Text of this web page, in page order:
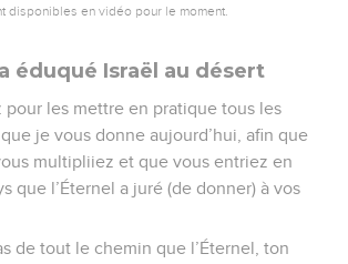
disponibles en vidéo pour le moment.
éduqué Israël au désert
pour les mettre en pratique tous les
je vous donne aujourd’hui, afin que
multipliiez et que vous entriez en
que l’Éternel a juré (de donner) à vos
de tout le chemin que l’Éternel, ton